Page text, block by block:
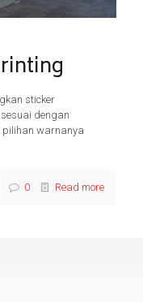
sticker
dengan
pilihan warnanya
0 Read more